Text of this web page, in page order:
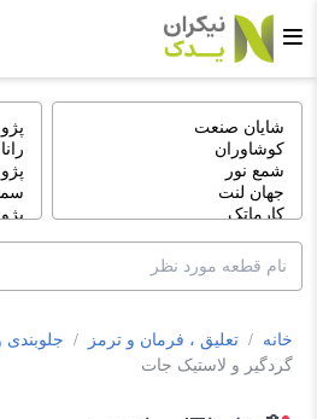
خانه / تعلیق ، فرمان و ترمز / جلوبندی
گردگیر و لاستیک جات